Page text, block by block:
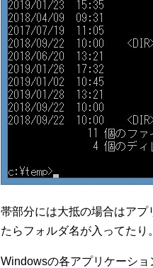
帯部分には大抵の場合はア
たらフォルダ名が入ってたり
Windowsの各アプリケーシ